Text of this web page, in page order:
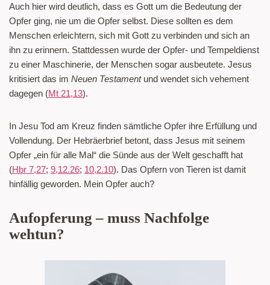
Auch hier wird deutlich, dass es Gott um die Bedeutung der
Opfer ging, nie um die Opfer selbst. Diese sollten es dem
Menschen erleichtern, sich mit Gott zu verbinden und sich an
ihn zu erinnern. Stattdessen wurde der Opfer- und Tempeldienst
zu einer Maschinerie, der Menschen sogar ausbeutete. Jesus
kritisiert das im Neuen Testamentund wendet sich vehement
dagegen (Mt 21,13).
In Jesu Tod am Kreuz finden sämtliche Opfer ihre Erfüllung und
Vollendung. Der Hebräerbrief betont, dass Jesus mit seinem
Opfer „ein für alle Mal“ die Sünde aus der Welt geschafft hat
(Hbr 7,27; 9,12.26; 10,2.10). Das Opfern von Tieren ist damit
hinfällig geworden. Mein Opfer auch?
Aufopferung – muss Nachfolge
wehtun?